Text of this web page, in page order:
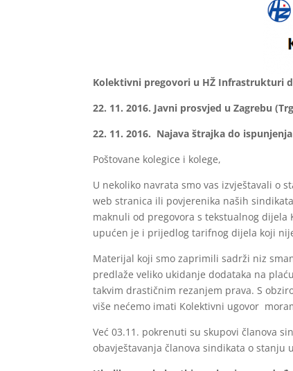
Kolektivni pregovori u HŽ Infrastrukturi
22. 11. 2016. Javni prosvjed u Zagrebu
22. 11. 2016. Najava štrajka do
Poštovane kolegice i kolege,
U nekoliko navrata smo vas izvještavali o
web stranica ili povjerenika naših
maknuli od pregovora s tekstualnog dijela
upućen je i prijedlog tarifnog dijela koji
Materijal koji smo zaprimili sadrži niz
predlaže veliko ukidanje dodataka na
takvim drastičnim rezanjem prava. S
više nećemo imati Kolektivni ugovor
Već 03.11. pokrenuti su skupovi članova
obavještavanja članova sindikata o